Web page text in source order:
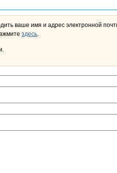
ваше имя и адрес электронной
нажмите здесь.